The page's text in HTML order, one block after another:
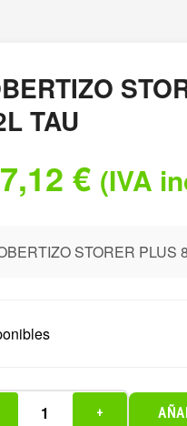
TAU
€ (IVA
STORER PLUS
+